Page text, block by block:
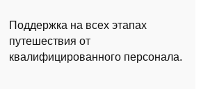
Поддержка на всех этапах
путешествия от
квалифицированного персонала.